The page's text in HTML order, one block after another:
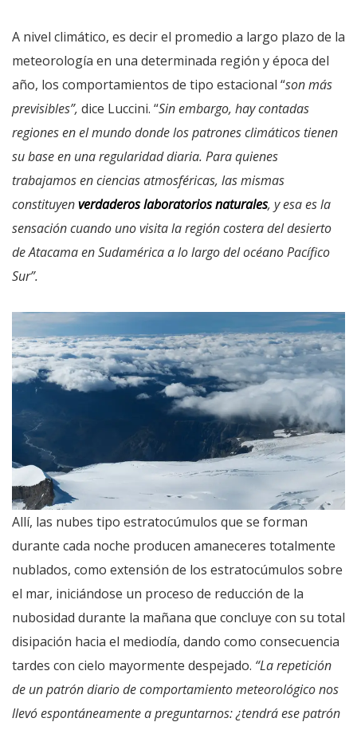
A nivel climático, es decir el promedio a largo plazo de la
meteorología en una determinada región y época del
año, los comportamientos de tipo estacional “son más
previsibles”, dice Luccini. “Sin embargo, hay contadas
regiones en el mundo donde los patrones climáticos tienen
su base en una regularidad diaria. Para quienes
trabajamos en ciencias atmosféricas, las mismas
constituyenverdaderos laboratorios naturales, y esa es la
sensación cuando uno visita la región costera del desierto
de Atacama en Sudamérica a lo largo del océano Pacífico
Sur”.
Allí, las nubes tipo estratocúmulos que se forman
durante cada noche producen amaneceres totalmente
nublados, como extensión de los estratocúmulos sobre
el mar, iniciándose un proceso de reducción de la
nubosidad durante la mañana que concluye con su total
disipación hacia el mediodía, dando como consecuencia
tardes con cielo mayormente despejado. “La repetición
de un patrón diario de comportamiento meteorológico nos
llevó espontáneamente a preguntarnos: ¿tendrá ese patrón